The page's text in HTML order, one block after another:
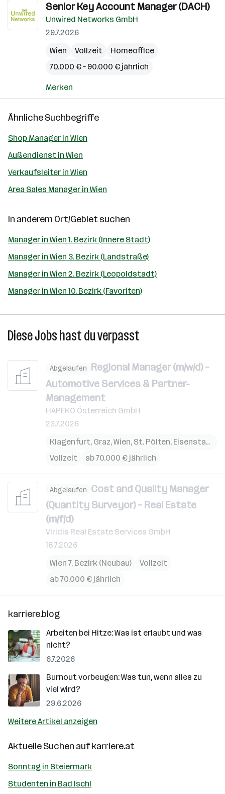
Senior Key Account Manager (DACH)
Unwired Networks GmbH
29.7.2026
Wien
Vollzeit
Homeoffice
70.000 € – 90.000 € jährlich
Merken
Ähnliche Suchbegriffe
Shop Manager in Wien
Außendienst in Wien
Verkaufsleiter in Wien
Area Sales Manager in Wien
In anderem Ort/Gebiet suchen
Manager in Wien 1. Bezirk (Innere Stadt)
Manager in Wien 3. Bezirk (Landstraße)
Manager in Wien 2. Bezirk (Leopoldstadt)
Manager in Wien 10. Bezirk (Favoriten)
Diese Jobs hast du verpasst
Abgelaufen Regional Manager (m/w/d) –
Automotive Services & Partner-
Management
HAPEKO Österreich GmbH
23.7.2026
Klagenfurt, Graz,Wien, St. Pölten, Eisenstadt
Vollzeit
ab 70.000 € jährlich
Abgelaufen Cost and Quality Manager
(Quantity Surveyor) – Real Estate
(m/f/d)
Viridis Real Estate Services GmbH
18.7.2026
Wien 7. Bezirk (Neubau)
Vollzeit
ab 70.000 € jährlich
karriere.blog
Arbeiten bei Hitze: Was ist erlaubt und was
nicht?
6.7.2026
Burnout vorbeugen: Was tun, wenn alles zu
viel wird?
29.6.2026
Weitere Artikel anzeigen
Aktuelle Suchen aufkarriere.at
Sonntag in Steiermark
Studenten in Bad Ischl